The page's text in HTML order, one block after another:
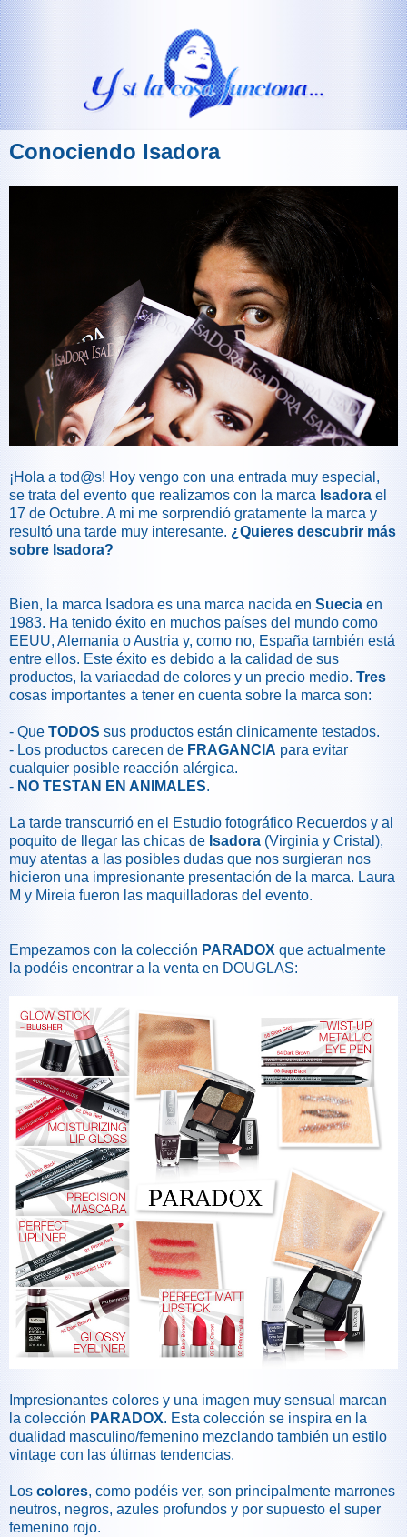
Conociendo Isadora
¡Hola a tod@s! Hoy vengo con una entrada muy especial,
se trata del evento que realizamos con la marca Isadora el
17 de Octubre. A mi me sorprendió gratamente la marca y
resultó una tarde muy interesante. ¿Quieres descubrir más
sobre Isadora?
Bien, la marca Isadora es una marca nacida en Suecia en
1983. Ha tenido éxito en muchos países del mundo como
EEUU, Alemania o Austria y, como no, España también está
entre ellos. Este éxito es debido a la calidad de sus
productos, la variaedad de colores y un precio medio. Tres
cosas importantes a tener en cuenta sobre la marca son:
- Que TODOS sus productos están clinicamente testados.
- Los productos carecen de FRAGANCIA para evitar
cualquier posible reacción alérgica.
- NO TESTAN EN ANIMALES.
La tarde transcurrió en el Estudio fotográfico Recuerdos y al
poquito de llegar las chicas de Isadora (Virginia y Cristal),
muy atentas a las posibles dudas que nos surgieran nos
hicieron una impresionante presentación de la marca. Laura
M y Mireia fueron las maquilladoras del evento.
Empezamos con la colección PARADOX que actualmente
la podéis encontrar a la venta en DOUGLAS:
Impresionantes colores y una imagen muy sensual marcan
la colección PARADOX. Esta colección se inspira en la
dualidad masculino/femenino mezclando también un estilo
vintage con las últimas tendencias.
Los colores, como podéis ver, son principalmente marrones
neutros, negros, azules profundos y por supuesto el super
femenino rojo.